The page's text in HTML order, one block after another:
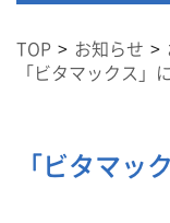
TOP お知らせ
「ビタマックス」
「ビタマッ